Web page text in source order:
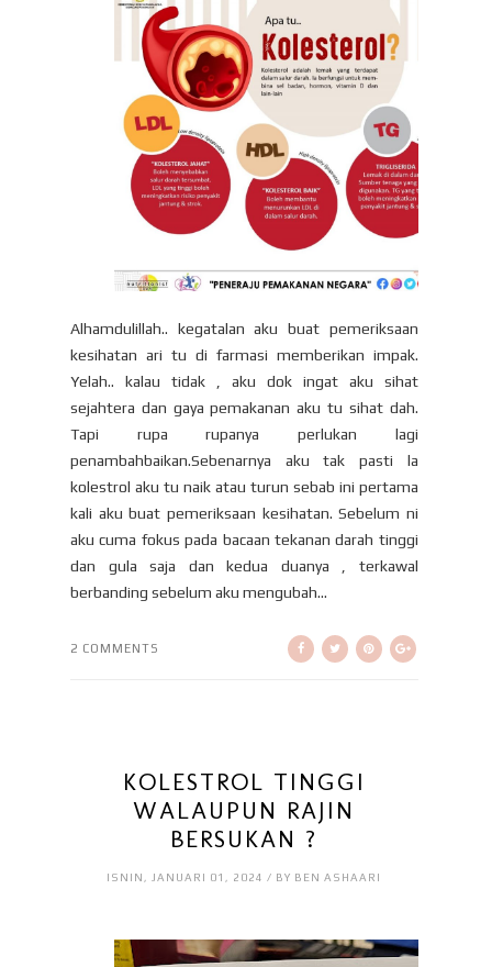
Alhamdulillah.. kegatalan aku buat pemeriksaan
kesihatan ari tu di farmasi memberikan impak.
Yelah.. kalau tidak , aku dok ingat aku sihat
sejahtera dan gaya pemakanan aku tu sihat dah.
Tapi rupa rupanya perlukan lagi
penambahbaikan.Sebenarnya aku tak pasti la
kolestrol aku tu naik atau turun sebab ini pertama
kali aku buat pemeriksaan kesihatan. Sebelum ni
aku cuma fokus pada bacaan tekanan darah tinggi
dan gula saja dan kedua duanya , terkawal
berbanding sebelum aku mengubah...
2 COMMENTS
KOLESTROL TINGGI
WALAUPUN RAJIN
BERSUKAN ?
ISNIN, JANUARI 01, 2024 / BY BEN ASHAARI